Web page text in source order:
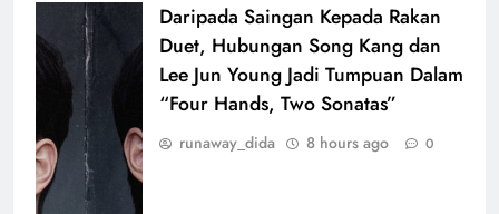
Daripada Saingan Kepada Rakan
Duet, Hubungan Song Kang dan
Lee Jun Young Jadi Tumpuan Dalam
“Four Hands, Two Sonatas”
runaway_dida 8 hours ago 0